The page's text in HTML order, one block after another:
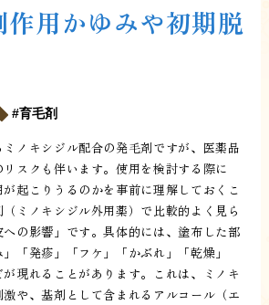
作用かゆみや初期脱
育毛剤
ノキシジル配合の発毛剤ですが、医薬品
スクも伴います。使用を検討する際に
起こりうるのかを事前に理解しておくこ
ミノキシジル外用薬）で比較的よく見ら
の影響」です。具体的には、塗布した部
「発疹」「フケ」「かぶれ」「乾燥」
が現れることがあります。これは、ミノキ
や、基剤として含まれるアルコール（エ